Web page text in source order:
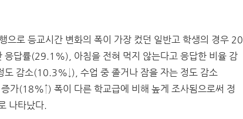
으로 등교시간 변화의 폭이 가장 컸던 일반고 학생의 경우 20
응답률(29.1%), 아침을 전혀 먹지 않는다고 응답한 비율 감
감소(10.3%↓), 수업 중 졸거나 잠을 자는 정도 감소
가(18%↑) 폭이 다른 학교급에 비해 높게 조사됨으로써 정
나타났다.